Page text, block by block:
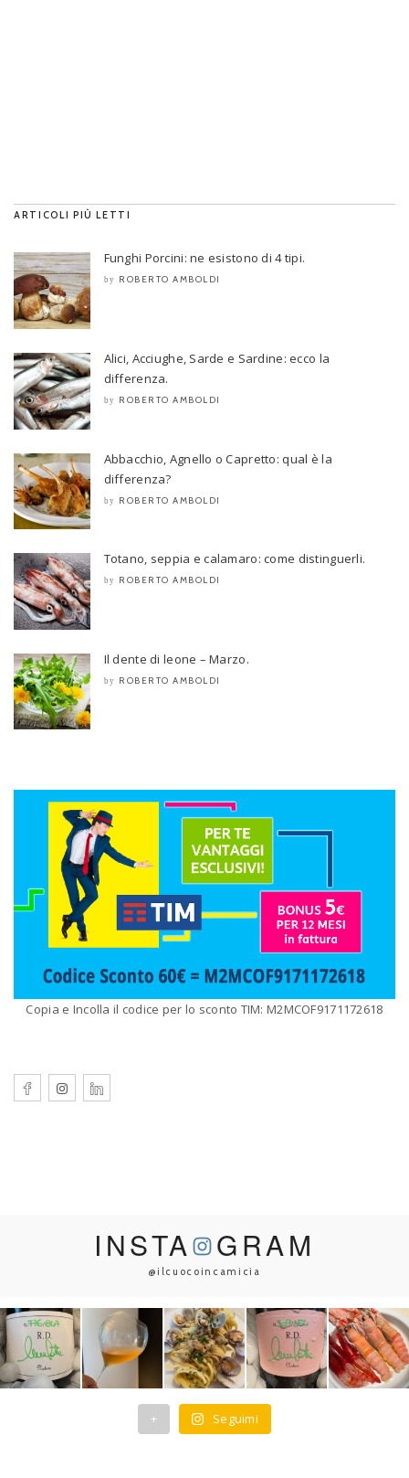
ARTICOLI PIÙ LETTI
Funghi Porcini: ne esistono di 4 tipi.
by ROBERTO AMBOLDI
Alici, Acciughe, Sarde e Sardine: ecco la
differenza.
by ROBERTO AMBOLDI
Abbacchio, Agnello o Capretto: qual è la
differenza?
by ROBERTO AMBOLDI
Totano, seppia e calamaro: come distinguerli.
by ROBERTO AMBOLDI
Il dente di leone – Marzo.
by ROBERTO AMBOLDI
Copia e Incolla il codice per lo sconto TIM: M2MCOF9171172618
INSTA GRAM
@ilcuocoincamicia
+ Seguimi